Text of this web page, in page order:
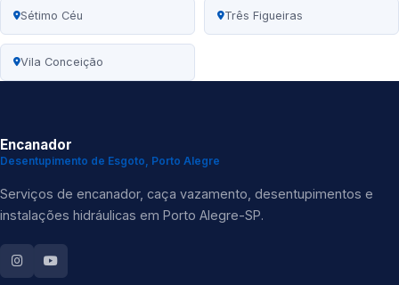
Sétimo Céu Três Figueiras
Vila Conceição
Encanador
Desentupimento de Esgoto, Porto Alegre
Serviços de encanador, caça vazamento, desentupimentos e
instalações hidráulicas em Porto Alegre-SP.